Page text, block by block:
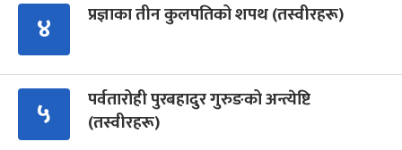
४ प्रज्ञाका तीन कुलपतिको शपथ (तस्वीरहरू)
५
पर्वतारोही पुरबहादुर गुरुङको अन्त्येष्टि
(तस्वीरहरू)